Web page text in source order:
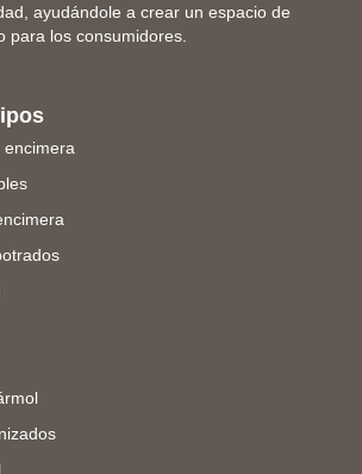
ayudándole a crear un espacio de
para los consumidores.